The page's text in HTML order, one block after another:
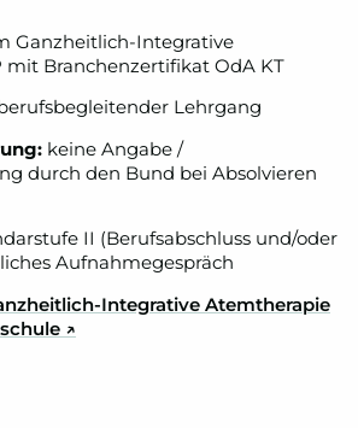
Ganzheitlich-Integrative
Branchenzertifikat OdA KT
Lehrgang
keine Angabe /
durch den Bund bei Absolvieren
II (Berufsabschluss und/oder
Aufnahmegespräch
Integrative Atemtherapie
↗